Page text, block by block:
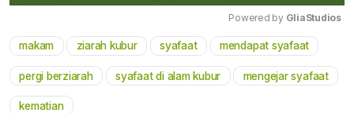
Mute
Powered by GliaStudios
makam ziarah kubur syafaat mendapat syafaat
pergi berziarah syafaat di alam kubur mengejar syafaat
kematian